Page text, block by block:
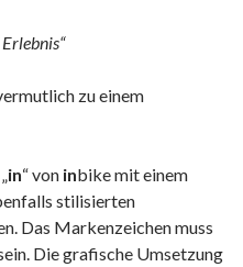
zu einem
in“ von inbike mit einem
stilisierten
Das Markenzeichen muss
Die grafische Umsetzung